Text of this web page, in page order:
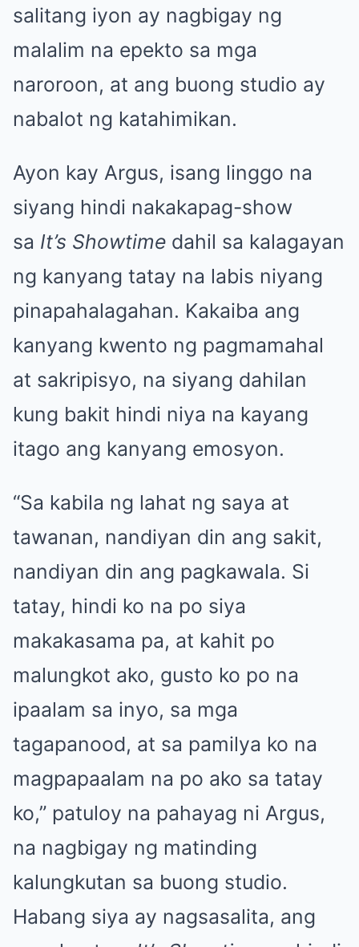
salitang iyon ay nagbigay ng
malalim na epekto sa mga
naroroon, at ang buong studio ay
nabalot ng katahimikan.
Ayon kay Argus, isang linggo na
siyang hindi nakakapag-show
sa It’s Showtime dahil sa kalagayan
ng kanyang tatay na labis niyang
pinapahalagahan. Kakaiba ang
kanyang kwento ng pagmamahal
at sakripisyo, na siyang dahilan
kung bakit hindi niya na kayang
itago ang kanyang emosyon.
“Sa kabila ng lahat ng saya at
tawanan, nandiyan din ang sakit,
nandiyan din ang pagkawala. Si
tatay, hindi ko na po siya
makakasama pa, at kahit po
malungkot ako, gusto ko po na
ipaalam sa inyo, sa mga
tagapanood, at sa pamilya ko na
magpapaalam na po ako sa tatay
ko,” patuloy na pahayag ni Argus,
na nagbigay ng matinding
kalungkutan sa buong studio.
Habang siya ay nagsasalita, ang